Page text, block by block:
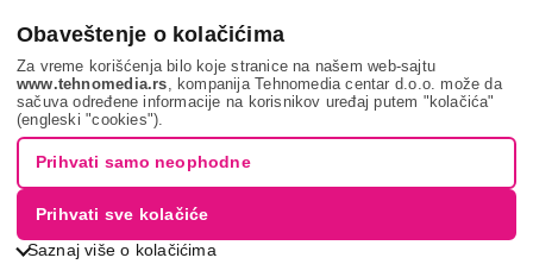
Obaveštenje o kolačićima
Za vreme korišćenja bilo koje stranice na našem web-sajtu
www.tehnomedia.rs , kompanija Tehnomedia centar d.o.o. može da
sačuva određene informacije na korisnikov uređaj putem "kolačića"
(engleski "cookies").
Saznaj više o kolačićima
Prihvati samo neophodne
Prihvati sve kolačiće
Bela tehnika Šporeti Indukcioni šporeti Gorenje geit6c6...